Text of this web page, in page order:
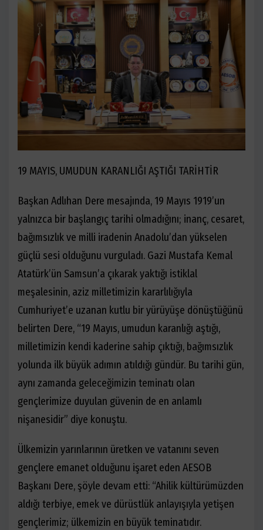
19 MAYIS, UMUDUN KARANLIĞI AŞTIĞI TARİHTİR
Başkan Adlıhan Dere mesajında, 19 Mayıs 1919’un
yalnızca bir başlangıç tarihi olmadığını; inanç, cesaret,
bağımsızlık ve milli iradenin Anadolu’dan yükselen
güçlü sesi olduğunu vurguladı. Gazi Mustafa Kemal
Atatürk’ün Samsun’a çıkarak yaktığı istiklal
meşalesinin, aziz milletimizin kararlılığıyla
Cumhuriyet’e uzanan kutlu bir yürüyüşe dönüştüğünü
belirten Dere, “19 Mayıs, umudun karanlığı aştığı,
milletimizin kendi kaderine sahip çıktığı, bağımsızlık
yolunda ilk büyük adımın atıldığı gündür. Bu tarihi gün,
aynı zamanda geleceğimizin teminatı olan
gençlerimize duyulan güvenin de en anlamlı
nişanesidir” diye konuştu.
Ülkemizin yarınlarının üretken ve vatanını seven
gençlere emanet olduğunu işaret eden AESOB
Başkanı Dere, şöyle devam etti: “Ahilik kültürümüzden
aldığı terbiye, emek ve dürüstlük anlayışıyla yetişen
gençlerimiz; ülkemizin en büyük teminatıdır.